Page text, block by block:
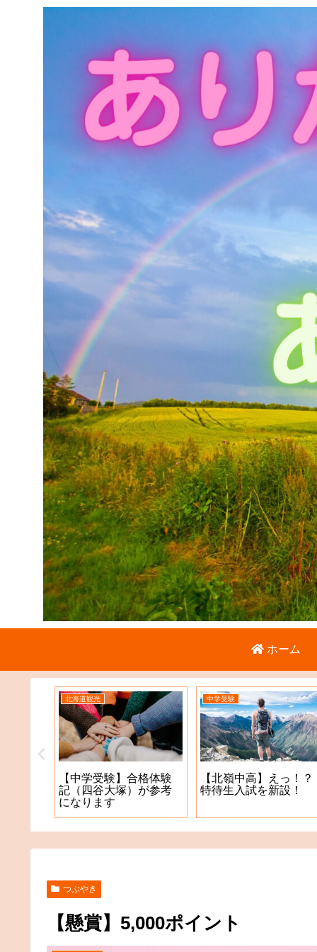
ホーム
北海道観光
【中学受験】合格体験
記（四谷大塚）が参考
になります
中学受験
【北嶺中高】えっ！？
特待生入試を新設！
つぶやき
【懸賞】5,000ポイント